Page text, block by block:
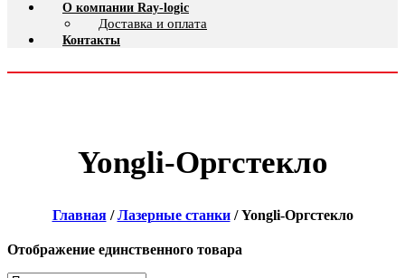
О компании Ray-logic
Доставка и оплата
Контакты
Yongli-Оргстекло
Главная/Лазерные станки/ Yongli-Оргстекло
Отображение единственного товара